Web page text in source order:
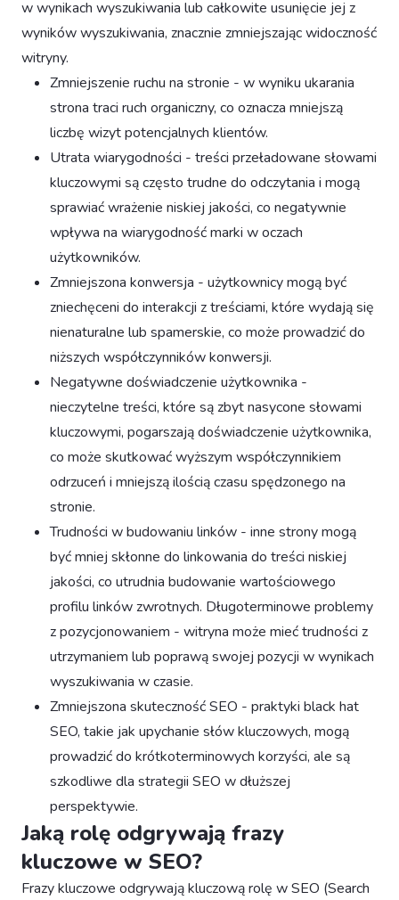
w wynikach wyszukiwania lub całkowite usunięcie jej z
wyników wyszukiwania, znacznie zmniejszając widoczność
witryny.
Zmniejszenie ruchu na stronie - w wyniku ukarania
strona traci ruch organiczny, co oznacza mniejszą
liczbę wizyt potencjalnych klientów.
Utrata wiarygodności - treści przeładowane słowami
kluczowymi są często trudne do odczytania i mogą
sprawiać wrażenie niskiej jakości, co negatywnie
wpływa na wiarygodność marki w oczach
użytkowników.
Zmniejszona konwersja - użytkownicy mogą być
zniechęceni do interakcji z treściami, które wydają się
nienaturalne lub spamerskie, co może prowadzić do
niższych współczynników konwersji.
Negatywne doświadczenie użytkownika -
nieczytelne treści, które są zbyt nasycone słowami
kluczowymi, pogarszają doświadczenie użytkownika,
co może skutkować wyższym współczynnikiem
odrzuceń i mniejszą ilością czasu spędzonego na
stronie.
Trudności w budowaniu linków - inne strony mogą
być mniej skłonne do linkowania do treści niskiej
jakości, co utrudnia budowanie wartościowego
profilu linków zwrotnych. Długoterminowe problemy
z pozycjonowaniem - witryna może mieć trudności z
utrzymaniem lub poprawą swojej pozycji w wynikach
wyszukiwania w czasie.
Zmniejszona skuteczność SEO - praktyki black hat
SEO, takie jak upychanie słów kluczowych, mogą
prowadzić do krótkoterminowych korzyści, ale są
szkodliwe dla strategii SEO w dłuższej
perspektywie.
Jaką rolę odgrywają frazy
kluczowe w SEO?
Frazy kluczowe odgrywają kluczową rolę w SEO (Search